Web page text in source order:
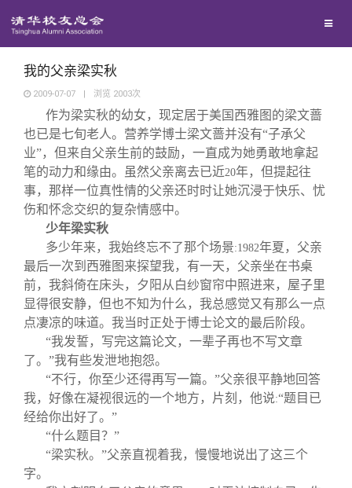
校友文苑
校友讲坛
校友视界
校友服务
终身学习
信息化服务
三创大赛
实用信息
校友总会
总会简介
会长致辞
总会章程
关闭
我的父亲梁实秋
2009-07-07 | 浏览 2003次
作为梁实秋的幼女，现定居于美国西雅图的梁文蔷
也已是七旬老人。营养学博士梁文蔷并没有“子承父
业”，但来自父亲生前的鼓励，一直成为她勇敢地拿起
笔的动力和缘由。虽然父亲离去已近20年，但提起往
事，那样一位真性情的父亲还时时让她沉浸于快乐、忧
伤和怀念交织的复杂情感中。
少年梁实秋
多少年来，我始终忘不了那个场景:1982年夏，父亲
最后一次到西雅图来探望我，有一天，父亲坐在书桌
前，我斜倚在床头，夕阳从白纱窗帘中照进来，屋子里
显得很安静，但也不知为什么，我总感觉又有那么一点
点凄凉的味道。我当时正处于博士论文的最后阶段。
“我发誓，写完这篇论文，一辈子再也不写文章
了。”我有些发泄地抱怨。
“不行，你至少还得再写一篇。”父亲很平静地回答
我，好像在凝视很远的一个地方，片刻，他说:“题目已
经给你出好了。”
“什么题目？”
“梁实秋。”父亲直视着我，慢慢地说出了这三个
字。